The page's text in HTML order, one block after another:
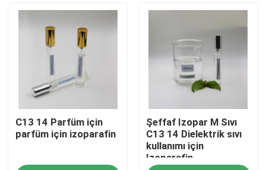
C13 14 Parfüm için
parfüm için izoparafin
Şeffaf Izopar M Sıvı
C13 14 Dielektrik sıvı
kullanımı için
Izoparafin